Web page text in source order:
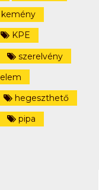
kemény
KPE
szerelvény
elem
hegeszthető
pipa